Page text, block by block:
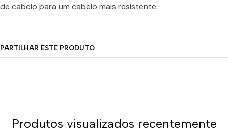
de cabelo para um cabelo mais resistente.
PARTILHAR ESTE PRODUTO
Produtos visualizados recentemente